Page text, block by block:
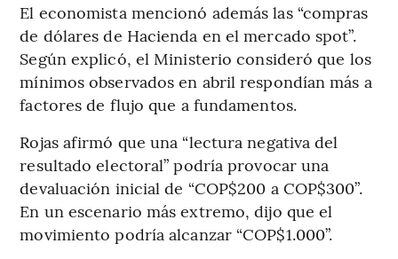
El economista mencionó además las “compras
de dólares de Hacienda en el mercado spot”.
Según explicó, el Ministerio consideró que los
mínimos observados en abril respondían más a
factores de flujo que a fundamentos.
Rojas afirmó que una “lectura negativa del
resultado electoral” podría provocar una
devaluación inicial de “COP$200 a COP$300”.
En un escenario más extremo, dijo que el
movimiento podría alcanzar “COP$1.000”.